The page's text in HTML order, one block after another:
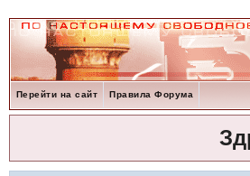
Перейти на сайт Правила Форума